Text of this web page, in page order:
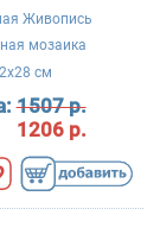
Живопись
мозаика
см
1507 р.
1206 р.